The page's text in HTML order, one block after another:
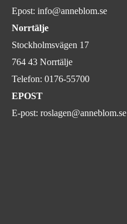
Epost: info@anneblom.se
Norrtälje
Stockholmsvägen 17
764 43 Norrtälje
Telefon: 0176-55700
EPOST
E-post: roslagen@anneblom.se